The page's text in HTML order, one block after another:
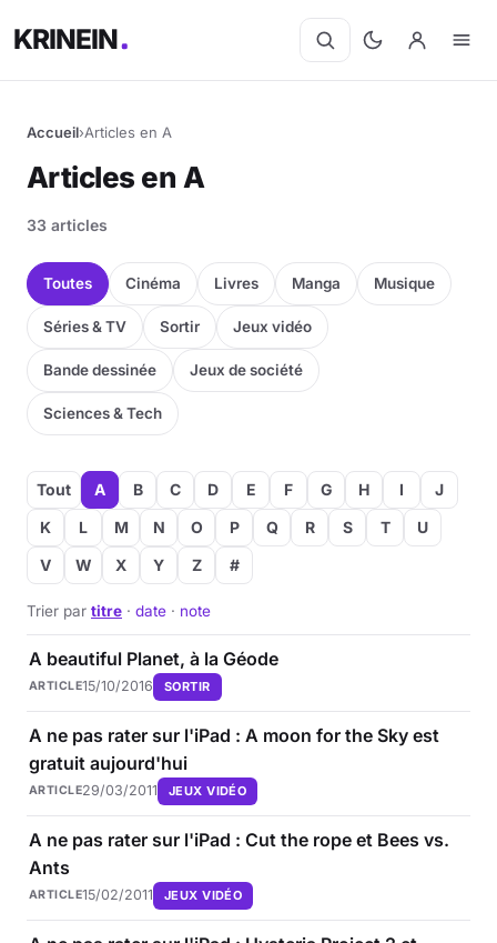
KRINEIN
Accueil›Articles en A
Articles en A
33 articles
Toutes Cinéma Livres Manga Musique
Séries & TV Sortir Jeux vidéo
Bande dessinée Jeux de société
Sciences & Tech
Tout A B C D E F G H I
J
K
L M N O P Q R S T
U
V
W X Y Z #
Trier par titre · date · note
A beautiful Planet, à la Géode
ARTICLE15/10/2016 SORTIR
A ne pas rater sur l'iPad : A moon for the Sky est
gratuit aujourd'hui
ARTICLE29/03/2011 JEUX VIDÉO
A ne pas rater sur l'iPad : Cut the rope et Bees vs.
Ants
ARTICLE15/02/2011 JEUX VIDÉO